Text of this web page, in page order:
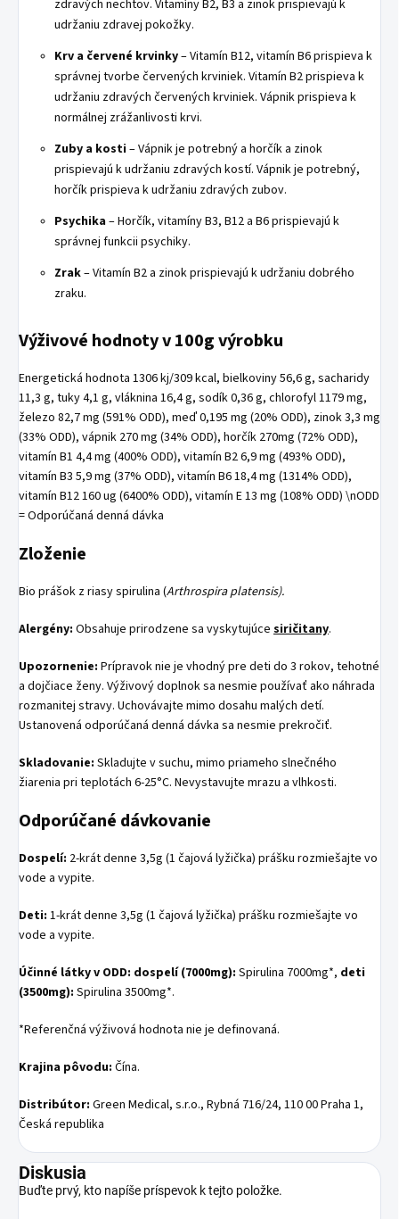
zdravých nechtov. Vitamíny B2, B3 a zinok prispievajú k
udržaniu zdravej pokožky.
Krv a červené krvinky– Vitamín B12, vitamín B6 prispieva k
správnej tvorbe červených krviniek. Vitamín B2 prispieva k
udržaniu zdravých červených krviniek. Vápnik prispieva k
normálnej zrážanlivosti krvi.
Zuby a kosti – Vápnik je potrebný a horčík a zinok
prispievajú k udržaniu zdravých kostí. Vápnik je potrebný,
horčík prispieva k udržaniu zdravých zubov.
Psychika – Horčík, vitamíny B3, B12 a B6 prispievajú k
správnej funkcii psychiky.
Zrak– Vitamín B2 a zinok prispievajú k udržaniu dobrého
zraku.
Výživové hodnoty v 100g výrobku
Energetická hodnota 1306 kj/309 kcal, bielkoviny 56,6 g, sacharidy
11,3 g, tuky 4,1 g, vláknina 16,4 g, sodík 0,36 g, chlorofyl 1179 mg,
železo 82,7 mg (591% ODD), meď 0,195 mg (20% ODD), zinok 3,3 mg
(33% ODD), vápnik 270 mg (34% ODD), horčík 270mg (72% ODD),
vitamín B1 4,4 mg (400% ODD), vitamín B2 6,9 mg (493% ODD),
vitamín B3 5,9 mg (37% ODD), vitamín B6 18,4 mg (1314% ODD),
vitamín B12 160 ug (6400% ODD), vitamín E 13 mg (108% ODD) \nODD
= Odporúčaná denná dávka
Zloženie
Bio prášok z riasy spirulina (Arthrospira platensis).
Alergény: Obsahuje prirodzene sa vyskytujúce siričitany.
Upozornenie: Prípravok nie je vhodný pre deti do 3 rokov, tehotné
a dojčiace ženy. Výživový doplnok sa nesmie používať ako náhrada
rozmanitej stravy. Uchovávajte mimo dosahu malých detí.
Ustanovená odporúčaná denná dávka sa nesmie prekročiť.
Skladovanie: Skladujte v suchu, mimo priameho slnečného
žiarenia pri teplotách 6-25°C. Nevystavujte mrazu a vlhkosti.
Odporúčané dávkovanie
Dospelí: 2-krát denne 3,5g (1 čajová lyžička) prášku rozmiešajte vo
vode a vypite.
Deti: 1-krát denne 3,5g (1 čajová lyžička) prášku rozmiešajte vo
vode a vypite.
Účinné látky v ODD: dospelí (7000mg): Spirulina 7000mg*, deti
(3500mg): Spirulina 3500mg*.
*Referenčná výživová hodnota nie je definovaná.
Krajina pôvodu: Čína.
Distribútor: Green Medical, s.r.o., Rybná 716/24, 110 00 Praha 1,
Česká republika
Diskusia
Buďte prvý, kto napíše príspevok k tejto položke.